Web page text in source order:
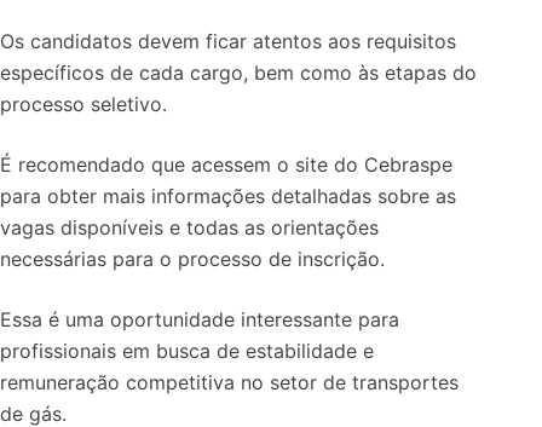
Os candidatos devem ficar atentos aos requisitos
específicos de cada cargo, bem como às etapas do
processo seletivo.
É recomendado que acessem o site do Cebraspe
para obter mais informações detalhadas sobre as
vagas disponíveis e todas as orientações
necessárias para o processo de inscrição.
Essa é uma oportunidade interessante para
profissionais em busca de estabilidade e
remuneração competitiva no setor de transportes
de gás.